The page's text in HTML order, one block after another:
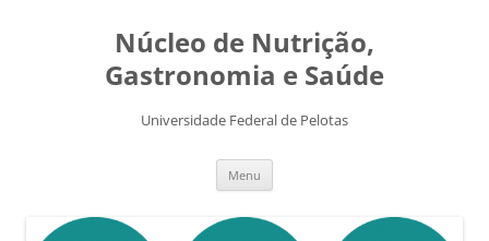
Núcleo de Nutrição,
Gastronomia e Saúde
Universidade Federal de Pelotas
Menu